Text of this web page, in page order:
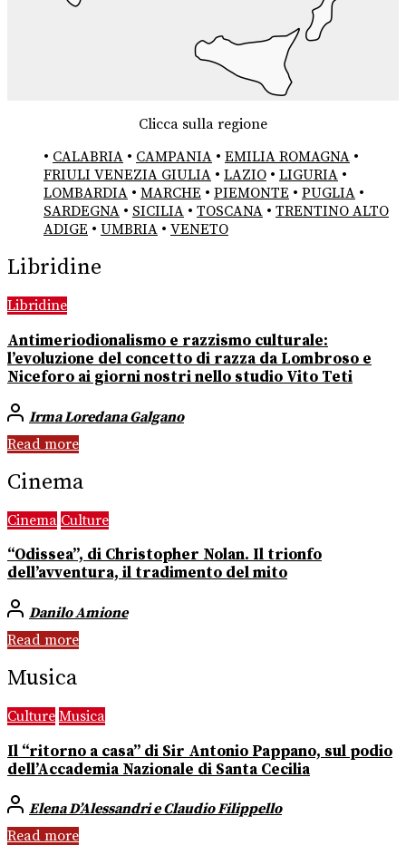
Clicca sulla regione
• CALABRIA • CAMPANIA • EMILIA ROMAGNA •
FRIULI VENEZIA GIULIA • LAZIO • LIGURIA •
LOMBARDIA • MARCHE • PIEMONTE • PUGLIA •
SARDEGNA • SICILIA • TOSCANA • TRENTINO ALTO
ADIGE • UMBRIA • VENETO
Libridine
Libridine
Antimeriodionalismo e razzismo culturale:
l’evoluzione del concetto di razza da Lombroso e
Niceforo ai giorni nostri nello studio Vito Teti
Irma Loredana Galgano
Read more
Cinema
Cinema Culture
“Odissea”, di Christopher Nolan. Il trionfo
dell’avventura, il tradimento del mito
Danilo Amione
Read more
Musica
Culture Musica
Il “ritorno a casa” di Sir Antonio Pappano, sul podio
dell’Accademia Nazionale di Santa Cecilia
Elena D’Alessandri e Claudio Filippello
Read more